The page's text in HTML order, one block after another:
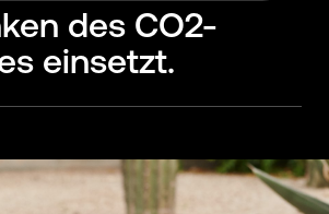
des CO2-
einsetzt.